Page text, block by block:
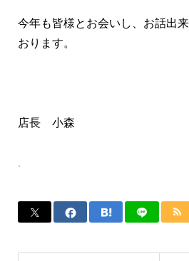
今年も皆様とお会いし、お話出
おります。
店長 小森